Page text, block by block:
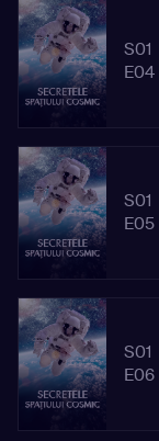
S01
E04
S01
E05
S01
E06